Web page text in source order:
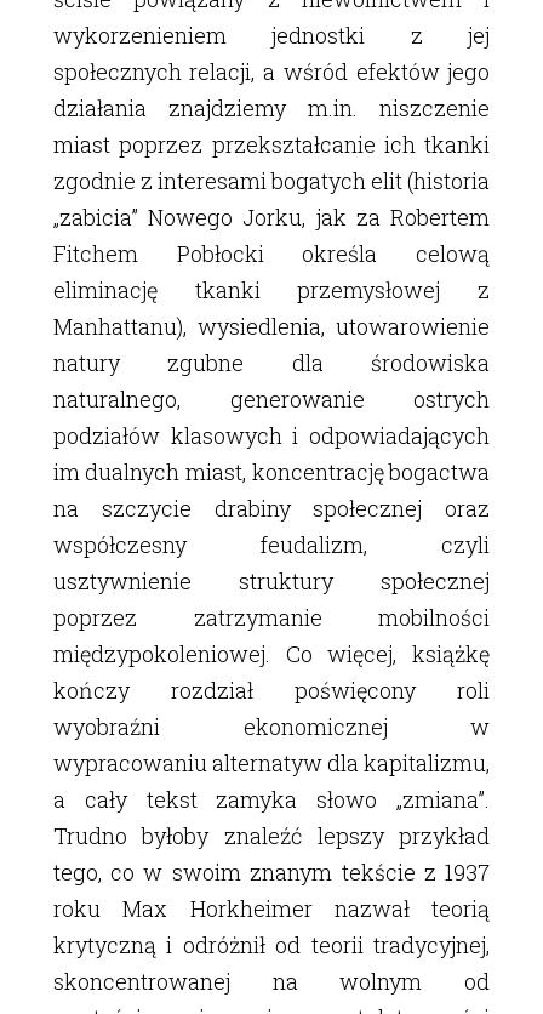
wykorzenieniem jednostki z jej
społecznych relacji, a wśród efektów jego
działania znajdziemy m.in. niszczenie
miast poprzez przekształcanie ich tkanki
zgodnie z interesami bogatych elit (historia
„zabicia” Nowego Jorku, jak za Robertem
Fitchem Pobłocki określa celową
eliminację tkanki przemysłowej z
Manhattanu), wysiedlenia, utowarowienie
natury zgubne dla środowiska
naturalnego, generowanie ostrych
podziałów klasowych i odpowiadających
im dualnych miast, koncentrację bogactwa
na szczycie drabiny społecznej oraz
współczesny feudalizm, czyli
usztywnienie struktury społecznej
poprzez zatrzymanie mobilności
międzypokoleniowej. Co więcej, książkę
kończy rozdział poświęcony roli
wyobraźni ekonomicznej w
wypracowaniu alternatyw dla kapitalizmu,
a cały tekst zamyka słowo „zmiana”.
Trudno byłoby znaleźć lepszy przykład
tego, co w swoim znanym tekście z 1937
roku Max Horkheimer nazwał teorią
krytyczną i odróżnił od teorii tradycyjnej,
skoncentrowanej na wolnym od